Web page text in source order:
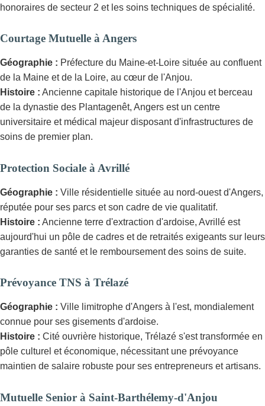
honoraires de secteur 2 et les soins techniques de spécialité.
Courtage Mutuelle à Angers
Géographie : Préfecture du Maine-et-Loire située au confluent
de la Maine et de la Loire, au cœur de l'Anjou.
Histoire : Ancienne capitale historique de l'Anjou et berceau
de la dynastie des Plantagenêt, Angers est un centre
universitaire et médical majeur disposant d'infrastructures de
soins de premier plan.
Protection Sociale à Avrillé
Géographie : Ville résidentielle située au nord-ouest d'Angers,
réputée pour ses parcs et son cadre de vie qualitatif.
Histoire : Ancienne terre d'extraction d'ardoise, Avrillé est
aujourd'hui un pôle de cadres et de retraités exigeants sur leurs
garanties de santé et le remboursement des soins de suite.
Prévoyance TNS à Trélazé
Géographie : Ville limitrophe d'Angers à l'est, mondialement
connue pour ses gisements d'ardoise.
Histoire : Cité ouvrière historique, Trélazé s'est transformée en
pôle culturel et économique, nécessitant une prévoyance
maintien de salaire robuste pour ses entrepreneurs et artisans.
Mutuelle Senior à Saint-Barthélemy-d'Anjou